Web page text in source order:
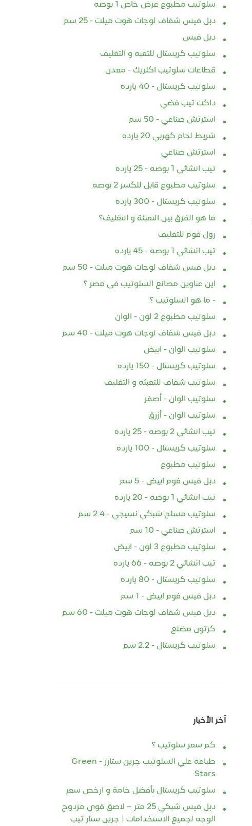
سلوتيب مطبوع عرض خاص 1 بوصه
دبل فيس شفاف لوجات هوت ميلت - 25 سم
دبل فيس
سلوتيب كريستال للتعبه و التغليف
قطاعات سلوتيب اكلريك - معدن
سلوتيب كريستال - 40 يارده
داكت تيب فضي
استرتش صناعي - 50 سم
شريط لحام كهربي 20 يارده
استرتش صناعي
تيب انشائي 1 بوصه - 25 يارده
سلوتيب مطبوع قابل للكسر 2 بوصه
سلوتيب كريستال - 300 يارده
ما هو الفرق بين التعبئة و التغليف؟
رول فوم للتغليف
تيب انشائي 1 بوصه - 45 يارده
دبل فيس شفاف لوجات هوت ميلت - 50 سم
اين عناوين مصانع السلوتيب في مصر ؟
- ما هو السلوتيب ؟
سلوتيب مطبوع 2 لون - الوان
دبل فيس شفاف لوجات هوت ميلت - 40 سم
سلوتيب الوان - ابيض
سلوتيب كريستال - 150 يارده
سلوتيب شفاف للتعبئه و التغليف
سلوتيب الوان - أصفر
سلوتيب الوان - أزرق
تيب انشائي 2 بوصه - 25 يارده
سلوتيب كريستال - 100 يارده
سلوتيب مطبوع
دبل فيس فوم ابيض - 5 سم
تيب انشائي 1 بوصه - 20 يارده
سلوتيب مسلح شبكي نسيجي - 2.4 سم
استرتش صناعي - 10 سم
سلوتيب مطبوع 3 لون - ابيض
تيب انشائي 2 بوصه - 66 يارده
سلوتيب كريستال - 80 يارده
دبل فيس فوم ابيض - 1 سم
دبل فيس شفاف لوجات هوت ميلت - 60 سم
كرتون مضلع
سلوتيب كريستال - 2.2 سم
آخر الأخبار
كم سعر سلوتيب ؟
طباعة علي السلوتيب جرين ستارز - Green
Stars
سلوتيب كريستال بأفضل خامة و ارخص سعر
دبل فيس شبكي 25 متر – لاصق قوي مزدوج
الوجه لجميع الاستخدامات | جرين ستار تيب